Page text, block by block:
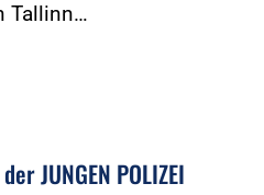
Tallinn…
JUNGEN POLIZEI